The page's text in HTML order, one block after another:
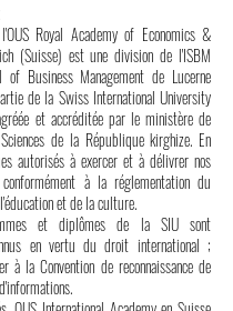
Royal Academy of Economics &
(Suisse) est une division de l'ISBM
of Business Management de Lucerne
de la Swiss International University
et accréditée par le ministère de
de la République kirghize. En
autorisés à exercer et à délivrer nos
à la réglementation du
et de la culture.
et diplômes de la SIU sont
en vertu du droit international ;
à la Convention de reconnaissance de